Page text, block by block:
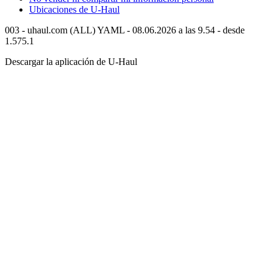
Ubicaciones de U-Haul
003 - uhaul.com (ALL) YAML - 08.06.2026 a las 9.54 - desde
1.575.1
Descargar la aplicación de U-Haul